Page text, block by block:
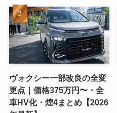
ヴォクシー一部改良の全変
更点｜価格375万円〜・全
車HV化・煌4まとめ【2026